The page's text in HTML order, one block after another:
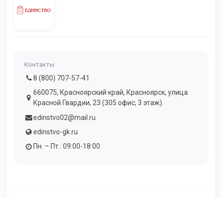
Контакты
8 (800) 707-57-41
660075, Красноярский край, Красноярск, улица
Красной Гвардии, 23 (305 офис; 3 этаж).
edinstvo02@mail.ru
edinstvo-gk.ru
Пн. – Пт.: 09:00-18:00